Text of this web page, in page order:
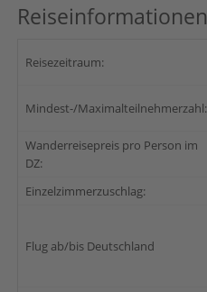
Reiseinformationen
Reisezeitraum:
Mindest-/Maximalteilnehmerzahl:
Wanderreisepreis pro Person im
DZ:
Einzelzimmerzuschlag:
Flug ab/bis Deutschland